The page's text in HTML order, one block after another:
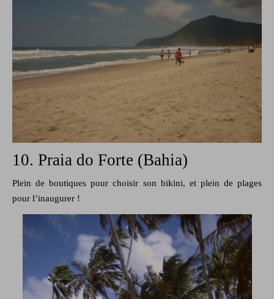
10. Praia do Forte (Bahia)
Plein de boutiques pour choisir son bikini, et plein de plages
pour l’inaugurer !